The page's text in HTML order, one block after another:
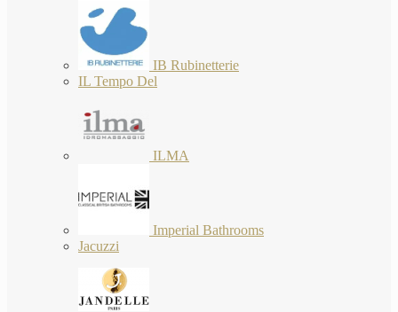
IB Rubinetterie
IL Tempo Del
ILMA
Imperial Bathrooms
Jacuzzi